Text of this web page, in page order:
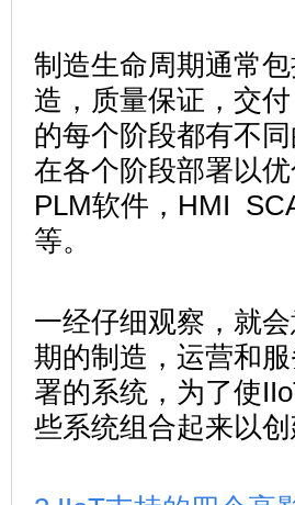
制造生命周期通常
造，质量保证，交
的每个阶段都有不
在各个阶段部署以
PLM软件，HMI
等。
一经仔细观察，就
期的制造，运营和
署的系统，为了使
些系统组合起来以